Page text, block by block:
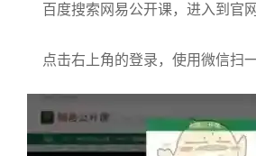
百度搜索网易公开课，进入到官网
点击右上角的登录，使用微信扫一